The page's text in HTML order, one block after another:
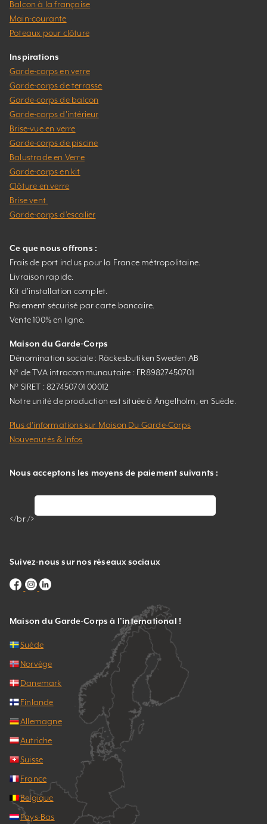
Balcon à la française
Main-courante
Poteaux pour clôture
Inspirations
Garde-corps en verre
Garde-corps de terrasse
Garde-corps de balcon
Garde-corps d’intérieur
Brise-vue en verre
Garde-corps de piscine
Balustrade en Verre
Garde-corps en kit
Clôture en verre
Brise vent
Garde-corps d’escalier
Ce que nous offrons :
Frais de port inclus pour la France métropolitaine.
Livraison rapide.
Kit d’installation complet.
Paiement sécurisé par carte bancaire.
Vente 100% en ligne.
Maison du Garde-Corps
Dénomination sociale : Räckesbutiken Sweden AB
N° de TVA intracommunautaire : FR89827450701
N° SIRET : 827450701 00012
Notre unité de production est située à Ängelholm, en Suède.
Plus d’informations sur Maison Du Garde-Corps
Nouveautés & Infos
Nous acceptons les moyens de paiement suivants :
</br />
Suivez-nous sur nos réseaux sociaux
Maison du Garde-Corps à l’international !
Suède
Norvège
Danemark
Finlande
Allemagne
Autriche
Suisse
France
Belgique
Pays-Bas